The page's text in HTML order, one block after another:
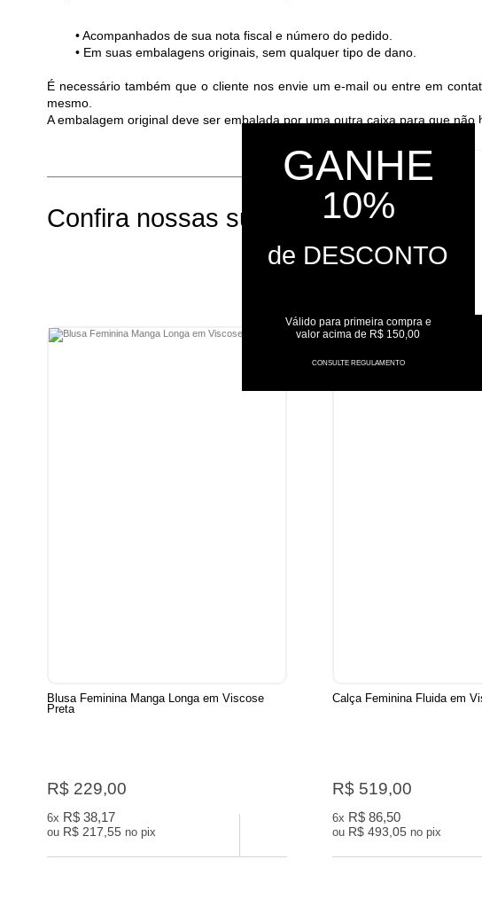
GANHE
10%
de DESCONTO
Válido para primeira compra e
valor acima de R$ 150,00
CONSULTE REGULAMENTO
• Acompanhados de sua nota fiscal e número do pedido.
• Em suas embalagens originais, sem qualquer tipo de dano.
É necessário também que o cliente nos envie um e-mail ou entre em
mesmo.
A embalagem original deve ser embalada por uma outra caixa para que
Confira nossas sugestões para você
Blusa Feminina Manga Longa em Viscose
Preta
R$ 229,00
6x R$ 38,17
ou R$ 217,55 no pix
Calça Feminina Fluida em
R$ 519,00
6x R$ 86,50
ou R$ 493,05 no pix